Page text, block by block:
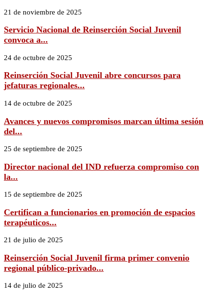
21 de noviembre de 2025
Servicio Nacional de Reinserción Social Juvenil
convoca a...
24 de octubre de 2025
Reinserción Social Juvenil abre concursos para
jefaturas regionales...
14 de octubre de 2025
Avances y nuevos compromisos marcan última sesión
del...
25 de septiembre de 2025
Director nacional del IND refuerza compromiso con
la...
15 de septiembre de 2025
Certifican a funcionarios en promoción de espacios
terapéuticos...
21 de julio de 2025
Reinserción Social Juvenil firma primer convenio
regional público-privado...
14 de julio de 2025